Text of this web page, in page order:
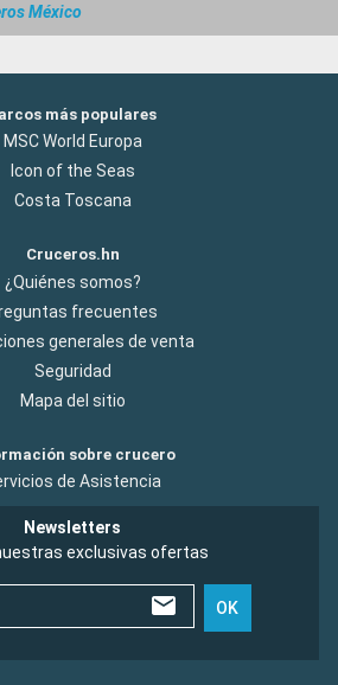
México
más populares
MSC World Europa
Icon of the Seas
Costa Toscana
Cruceros.hn
¿Quiénes somos?
frecuentes
generales de venta
Seguridad
Mapa del sitio
sobre crucero
de Asistencia
Newsletters
exclusivas ofertas
OK